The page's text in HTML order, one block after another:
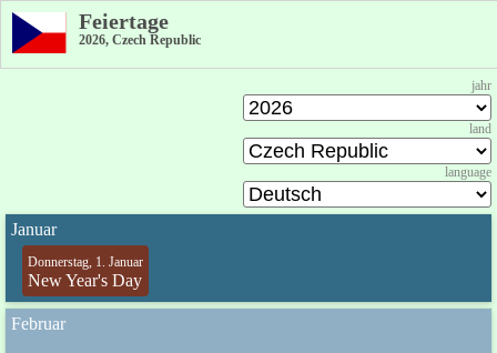
Feiertage
2026, Czech Republic
jahr
land
language
Januar
Donnerstag, 1. Januar
New Year's Day
Februar